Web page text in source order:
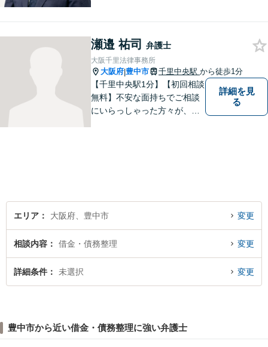
交通事故／企業法務など、幅
広く対応可能。【夜間／休日
対応可能】まずはお気軽にご
連絡ください。
瀬邉 祐司 弁護士
大阪千里法律事務所
大阪府|豊中市 千里中央駅 から徒歩1分
【千里中央駅1分】【初回相談
無料】不安な面持ちでご相談
にいらっしゃった方々が、少
詳細を見
る
エリア 大阪府、豊中市 変更
相談内容 借金・債務整理 変更
詳細条件 未選択 変更
豊中市から近い借金・債務整理に強い弁護士